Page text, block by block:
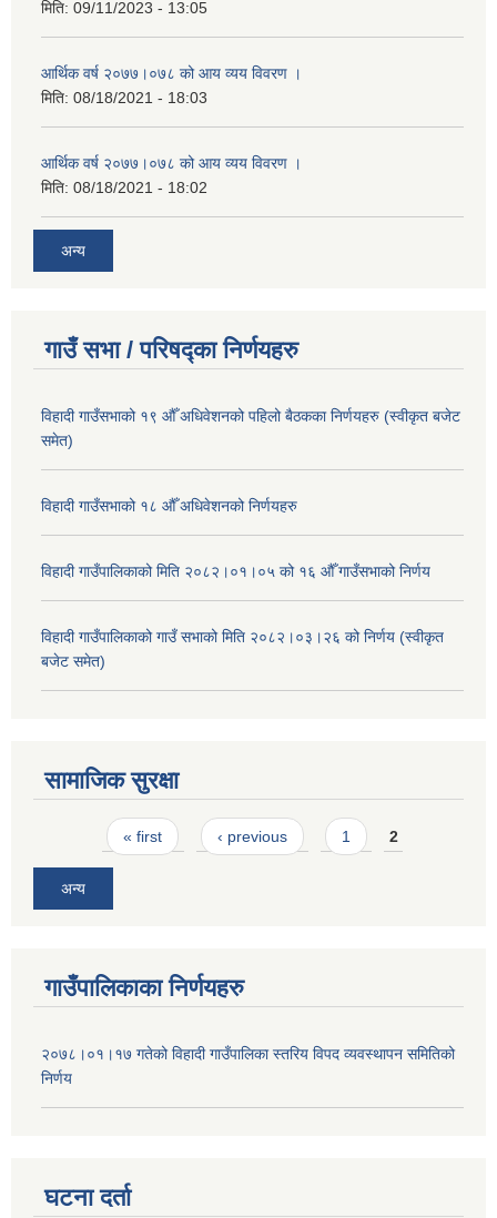
मिति: 09/11/2023 - 13:05
आर्थिक वर्ष २०७७।०७८ को आय व्यय विवरण ।
मिति: 08/18/2021 - 18:03
आर्थिक वर्ष २०७७।०७८ को आय व्यय विवरण ।
मिति: 08/18/2021 - 18:02
अन्य
गाउँ सभा / परिषद्का निर्णयहरु
विहादी गाउँसभाको १९ औँ अधिवेशनको पहिलो बैठकका निर्णयहरु (स्वीकृत बजेट
समेत)
विहादी गाउँसभाको १८ औँ अधिवेशनको निर्णयहरु
विहादी गाउँपालिकाको मिति २०८२।०१।०५ को १६ औँ गाउँसभाको निर्णय
विहादी गाउँपालिकाको गाउँ सभाको मिति २०८२।०३।२६ को निर्णय (स्वीकृत
बजेट समेत)
सामाजिक सुरक्षा
Pages« first ‹ previous 1 2
अन्य
गाउँपालिकाका निर्णयहरु
२०७८।०१।१७ गतेको विहादी गाउँपालिका स्तरिय विपद व्यवस्थापन समितिको
निर्णय
घटना दर्ता